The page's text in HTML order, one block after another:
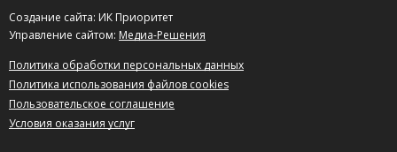
Создание сайта: ИК Приоритет
Управление сайтом: Медиа-Решения
Политика обработки персональных данных
Политика использования файлов cookies
Пользовательское соглашение
Условия оказания услуг